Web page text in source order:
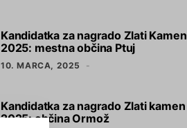
Kandidatka za nagrado Zlati Kamen
2025: mestna občina Ptuj
10. MARCA, 2025
Kandidatka za nagrado Zlati kamen
2025: občina Ormož